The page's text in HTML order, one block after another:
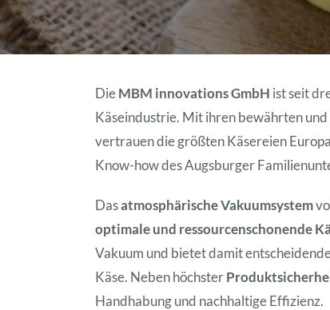
DieMBM innovations GmbH ist seit
Käseindustrie. Mit ihren bewährten
vertrauen die größten Käsereien
Know-how des Augsburger
Dasatmosphärische Vakuumsystem
optimale und ressourcenschonende
Vakuum und bietet damit
Käse. Neben höchster
Handhabung und nachhaltige Effizienz.